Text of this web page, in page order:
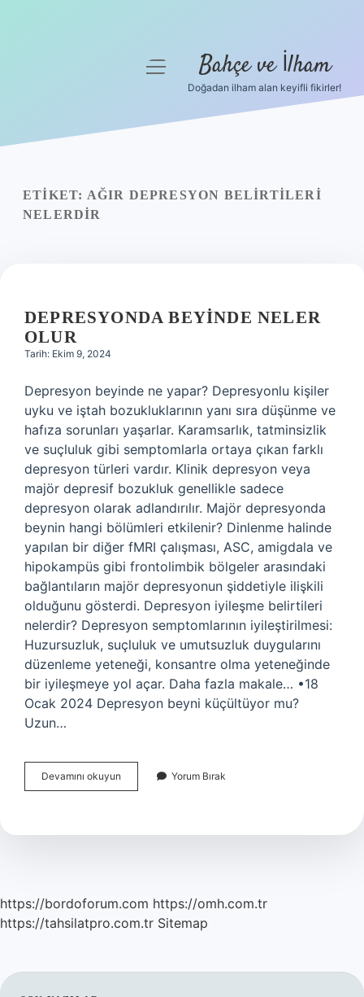
Yasal Uyarı
menüyü
Bahçe ve İlham
Doğadan ilham alan keyifli fikirler!
ETIKET: AĞIR DEPRESYON BELIRTILERI
NELERDIR
DEPRESYONDA BEYINDE NELER
OLUR
Tarih: Ekim 9, 2024
Depresyon beyinde ne yapar? Depresyonlu kişiler
uyku ve iştah bozukluklarının yanı sıra düşünme ve
hafıza sorunları yaşarlar. Karamsarlık, tatminsizlik
ve suçluluk gibi semptomlarla ortaya çıkan farklı
depresyon türleri vardır. Klinik depresyon veya
majör depresif bozukluk genellikle sadece
depresyon olarak adlandırılır. Majör depresyonda
beynin hangi bölümleri etkilenir? Dinlenme halinde
yapılan bir diğer fMRI çalışması, ASC, amigdala ve
hipokampüs gibi frontolimbik bölgeler arasındaki
bağlantıların majör depresyonun şiddetiyle ilişkili
olduğunu gösterdi. Depresyon iyileşme belirtileri
nelerdir? Depresyon semptomlarının iyileştirilmesi:
Huzursuzluk, suçluluk ve umutsuzluk duygularını
düzenleme yeteneği, konsantre olma yeteneğinde
bir iyileşmeye yol açar. Daha fazla makale… •18
Ocak 2024 Depresyon beyni küçültüyor mu?
Uzun…
Devamını okuyun Depresyonda
Beyinde
Yorum Bırak
https://bordoforum.com https://omh.com.tr
https://tahsilatpro.com.tr Sitemap